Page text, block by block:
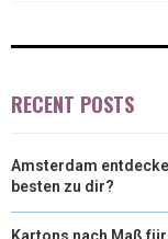
RECENT POSTS
Amsterdam
besten zu dir?
Kartons nach Maß